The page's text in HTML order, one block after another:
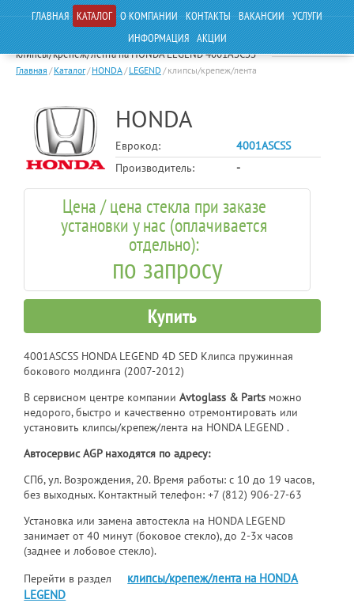
ГЛАВНАЯ КАТАЛОГ О КОМПАНИИ КОНТАКТЫ ВАКАНСИИ УСЛУГИ
ИНФОРМАЦИЯ АКЦИИ
клипсы/крепеж/лента на HONDA LEGEND 4001ASCSS
Главная / Каталог/ HONDA/ LEGEND/ клипсы/крепеж/лента
HONDA
Еврокод:
4001ASCSS
Производитель:
-
Цена / цена стекла при заказе
установки у нас (оплачивается
отдельно):
по запросу
Купить
4001ASCSS HONDA LEGEND 4D SED Клипса пружинная
бокового молдинга (2007-2012)
В сервисном центре компанииAvtoglass & Parts можно
недорого, быстро и качественно отремонтировать или
установить клипсы/крепеж/лента на HONDA LEGEND .
Автосервис AGP находятся по адресу:
СПб, ул. Возрождения, 20. Время работы: с 10 до 19 часов,
без выходных. Контактный телефон:+7 (812) 906-27-63
Установка или замена автостекла на HONDA LEGEND
занимает от 40 минут (боковое стекло), до 2-3х часов
(заднее и лобовое стекло).
Перейти в раздел
клипсы/крепеж/лента на HONDA
LEGEND